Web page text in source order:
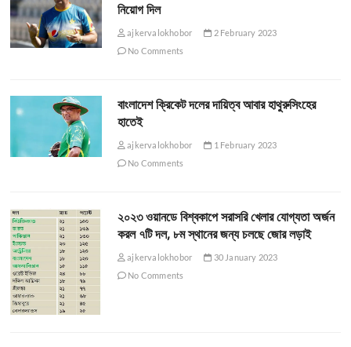
নিয়োগ দিল
ajkervalokhobor
2 February 2023
No Comments
বাংলাদেশ ক্রিকেট দলের দায়িত্ব আবার হাথুরুসিংহের
হাতেই
ajkervalokhobor
1 February 2023
No Comments
২০২৩ ওয়ানডে বিশ্বকাপে সরাসরি খেলার যোগ্যতা অর্জন
করল ৭টি দল, ৮ম স্থানের জন্য চলছে জোর লড়াই
ajkervalokhobor
30 January 2023
No Comments